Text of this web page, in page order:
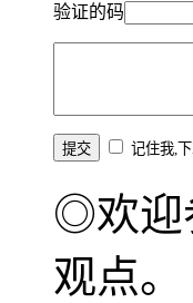
验证的码
记住我,
◎欢迎
观点。